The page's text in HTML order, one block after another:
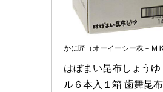
かに匠（オーイーシー株－Ｍ
はぼまい昆布しょうゆ
ル６本入１箱 歯舞昆